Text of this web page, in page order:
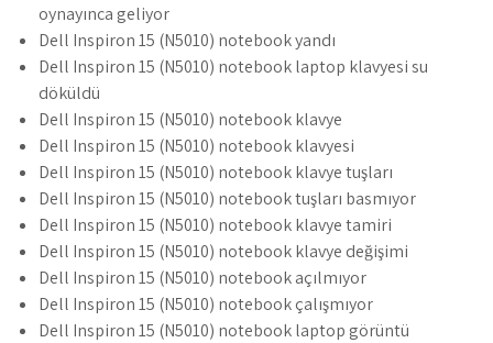
oynayınca geliyor
Dell Inspiron 15 (N5010) notebook yandı
Dell Inspiron 15 (N5010) notebook laptop klavyesi su
döküldü
Dell Inspiron 15 (N5010) notebook klavye
Dell Inspiron 15 (N5010) notebook klavyesi
Dell Inspiron 15 (N5010) notebook klavye tuşları
Dell Inspiron 15 (N5010) notebook tuşları basmıyor
Dell Inspiron 15 (N5010) notebook klavye tamiri
Dell Inspiron 15 (N5010) notebook klavye değişimi
Dell Inspiron 15 (N5010) notebook açılmıyor
Dell Inspiron 15 (N5010) notebook çalışmıyor
Dell Inspiron 15 (N5010) notebook laptop görüntü